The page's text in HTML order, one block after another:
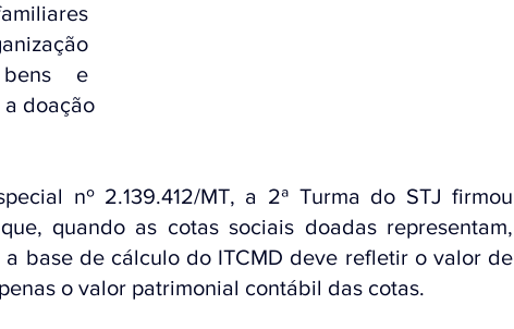
bens e
a doação
nº 2.139.412/MT, a 2ª Turma do STJ firmou
quando as cotas sociais doadas representam,
a base de cálculo do ITCMD deve refletir o valor de
o valor patrimonial contábil das cotas.